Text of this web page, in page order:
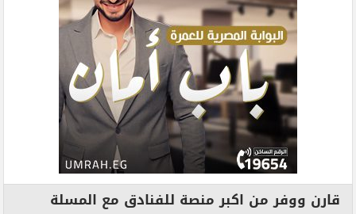
قارن ووفر من اكبر منصة للفنادق مع المسلة